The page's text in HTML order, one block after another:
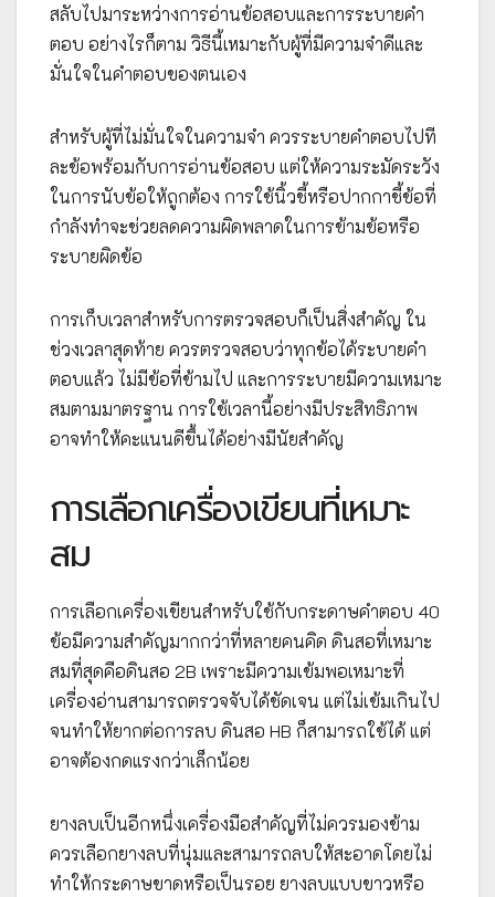
สลับไปมาระหว่างการอ่านข้อสอบและการระบายคำ
ตอบ อย่างไรก็ตาม วิธีนี้เหมาะกับผู้ที่มีความจำดีและ
มั่นใจในคำตอบของตนเอง
สำหรับผู้ที่ไม่มั่นใจในความจำ ควรระบายคำตอบไปที
ละข้อพร้อมกับการอ่านข้อสอบ แต่ให้ความระมัดระวัง
ในการนับข้อให้ถูกต้อง การใช้นิ้วชี้หรือปากกาชี้ข้อที่
กำลังทำจะช่วยลดความผิดพลาดในการข้ามข้อหรือ
ระบายผิดข้อ
การเก็บเวลาสำหรับการตรวจสอบก็เป็นสิ่งสำคัญ ใน
ช่วงเวลาสุดท้าย ควรตรวจสอบว่าทุกข้อได้ระบายคำ
ตอบแล้ว ไม่มีข้อที่ข้ามไป และการระบายมีความเหมาะ
สมตามมาตรฐาน การใช้เวลานี้อย่างมีประสิทธิภาพ
อาจทำให้คะแนนดีขึ้นได้อย่างมีนัยสำคัญ
การเลือกเครื่องเขียนที่เหมาะ
สม
การเลือกเครื่องเขียนสำหรับใช้กับกระดาษคำตอบ 40
ข้อมีความสำคัญมากกว่าที่หลายคนคิด ดินสอที่เหมาะ
สมที่สุดคือดินสอ 2B เพราะมีความเข้มพอเหมาะที่
เครื่องอ่านสามารถตรวจจับได้ชัดเจน แต่ไม่เข้มเกินไป
จนทำให้ยากต่อการลบ ดินสอ HB ก็สามารถใช้ได้ แต่
อาจต้องกดแรงกว่าเล็กน้อย
ยางลบเป็นอีกหนึ่งเครื่องมือสำคัญที่ไม่ควรมองข้าม
ควรเลือกยางลบที่นุ่มและสามารถลบให้สะอาดโดยไม่
ทำให้กระดาษขาดหรือเป็นรอย ยางลบแบบขาวหรือ